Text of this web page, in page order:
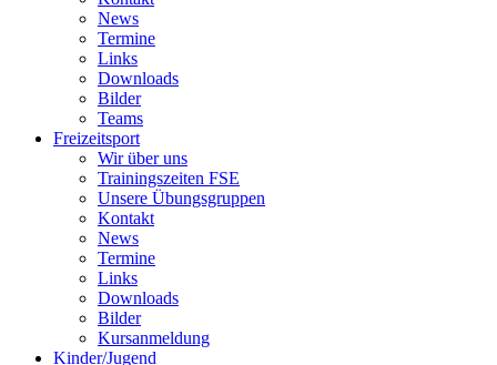
News
Termine
Links
Downloads
Bilder
Teams
Freizeitsport
Wir über uns
Trainingszeiten FSE
Unsere Übungsgruppen
Kontakt
News
Termine
Links
Downloads
Bilder
Kursanmeldung
Kinder/Jugend